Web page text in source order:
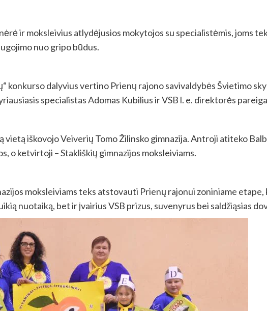
ir moksleivius atlydėjusios mokytojos su specialistėmis, joms
nuo gripo būdus.
konkurso dalyvius vertino Prienų rajono savivaldybės Švietimo
specialistas Adomas Kubilius ir VSB l. e. direktorės
vietą iškovojo Veiverių Tomo Žilinsko gimnazija. Antroji atiteko
o ketvirtoji – Stakliškių gimnazijos moksleiviams.
moksleiviams teks atstovauti Prienų rajonui zoniniame
nuotaiką, bet ir įvairius VSB prizus, suvenyrus bei saldžiąsias